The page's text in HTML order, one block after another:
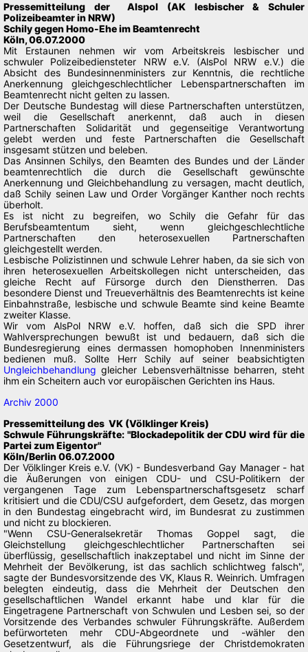
Pressemitteilung der Alspol (AK lesbischer & Schuler
Polizeibeamter in NRW)
Schily gegen Homo-Ehe im Beamtenrecht
Köln, 06.07.2000
Mit Erstaunen nehmen wir vom Arbeitskreis lesbischer und
schwuler Polizeibediensteter NRW e.V. (AlsPol NRW e.V.) die
Absicht des Bundesinnenministers zur Kenntnis, die rechtliche
Anerkennung gleichgeschlechtlicher Lebenspartnerschaften im
Beamtenrecht nicht gelten zu lassen.
Der Deutsche Bundestag will diese Partnerschaften unterstützen,
weil die Gesellschaft anerkennt, daß auch in diesen
Partnerschaften Solidarität und gegenseitige Verantwortung
gelebt werden und feste Partnerschaften die Gesellschaft
insgesamt stützen und beleben.
Das Ansinnen Schilys, den Beamten des Bundes und der Länder
beamtenrechtlich die durch die Gesellschaft gewünschte
Anerkennung und Gleichbehandlung zu versagen, macht deutlich,
daß Schily seinen Law und Order Vorgänger Kanther noch rechts
überholt.
Es ist nicht zu begreifen, wo Schily die Gefahr für das
Berufsbeamtentum sieht, wenn gleichgeschlechtliche
Partnerschaften den heterosexuellen Partnerschaften
gleichgestellt werden.
Lesbische Polizistinnen und schwule Lehrer haben, da sie sich von
ihren heterosexuellen Arbeitskollegen nicht unterscheiden, das
gleiche Recht auf Fürsorge durch den Dienstherren. Das
besondere Dienst und Treueverhältnis des Beamtenrechts ist keine
Einbahnstraße, lesbische und schwule Beamte sind keine Beamte
zweiter Klasse.
Wir vom AlsPol NRW e.V. hoffen, daß sich die SPD ihrer
Wahlversprechungen bewußt ist und bedauern, daß sich die
Bundesregierung eines dermassen homophoben Innenministers
bedienen muß. Sollte Herr Schily auf seiner beabsichtigten
Ungleichbehandlung gleicher Lebensverhältnisse beharren, steht
ihm ein Scheitern auch vor europäischen Gerichten ins Haus.
Archiv 2000
Pressemitteilung des VK (Völklinger Kreis)
Schwule Führungskräfte: "Blockadepolitik der CDU wird für die
Partei zum Eigentor"
Köln/Berlin 06.07.2000
Der Völklinger Kreis e.V. (VK) - Bundesverband Gay Manager - hat
die Äußerungen von einigen CDU- und CSU-Politikern der
vergangenen Tage zum Lebenspartnerschaftsgesetz scharf
kritisiert und die CDU/CSU aufgefordert, dem Gesetz, das morgen
in den Bundestag eingebracht wird, im Bundesrat zu zustimmen
und nicht zu blockieren.
"Wenn CSU-Generalsekretär Thomas Goppel sagt, die
Gleichstellung gleichgeschlechtlicher Partnerschaften sei
überflüssig, gesellschaftlich inakzeptabel und nicht im Sinne der
Mehrheit der Bevölkerung, ist das sachlich schlichtweg falsch",
sagte der Bundesvorsitzende des VK, Klaus R. Weinrich. Umfragen
belegten eindeutig, dass die Mehrheit der Deutschen den
gesellschaftlichen Wandel erkannt habe und klar für die
Eingetragene Partnerschaft von Schwulen und Lesben sei, so der
Vorsitzende des Verbandes schwuler Führungskräfte. Außerdem
befürworteten mehr CDU-Abgeordnete und -wähler den
Gesetzentwurf, als die Führungsriege der Christdemokraten